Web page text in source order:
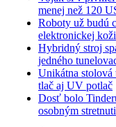
menej než 120
Roboty už budú
elektronickej koži
Hybridný stroj
jedného
Unikátna stolová
tlač aj UV potlač
Dosť bolo
osobným